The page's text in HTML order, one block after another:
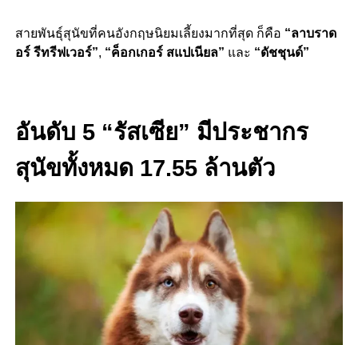
สายพันธุ์สุนัขที่คนอังกฤษนิยมเลี้ยงมากที่สุด ก็คือ “ลาบราด
อร์ รีทรีฟเวอร์”, “ค็อกเกอร์ สแปเนียล” และ “ดัชชุนด์”
อันดับ 5 “รัสเซีย” มีประชากร
สุนัขทั้งหมด 17.55 ล้านตัว